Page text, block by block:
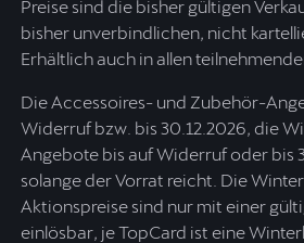
Preise sind die bisher gültigen
bisher unverbindlichen, nicht
Erhältlich auch in allen
Die Accessoires- und Zubehör-
Widerruf bzw. bis 30.12.2026, die
Angebote bis auf Widerruf oder bis
solange der Vorrat reicht. Die
Aktionspreise sind nur mit einer
einlösbar, je TopCard ist eine